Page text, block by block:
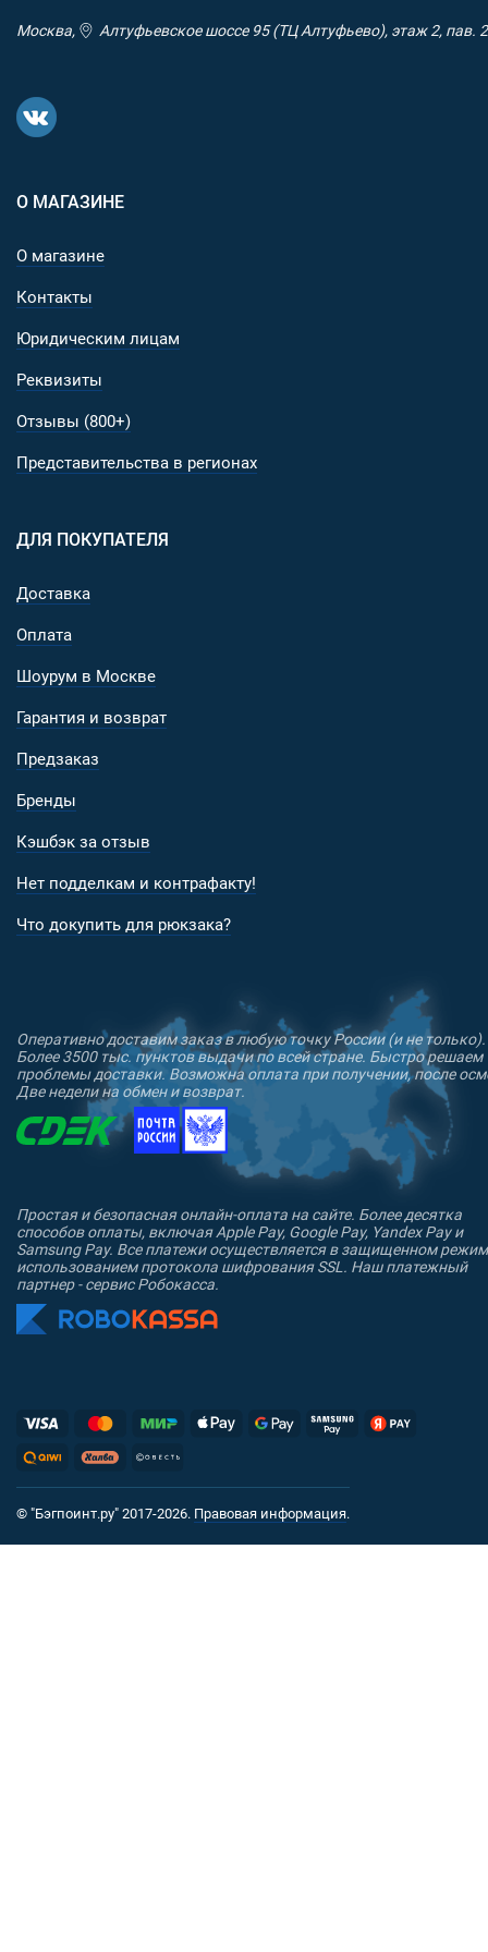
хвата.
Duraflex® (США). Полностью композитный пластик,
обычный пластик и обладает относительной
Москва, Алтуфьевское шоссе 95 (ТЦ Алтуфьево), этаж 2, пав. 2
О МАГАЗИНЕ
О магазине
Контакты
Юридическим лицам
Реквизиты
Отзывы (800+)
Представительства в регионах
ДЛЯ ПОКУПАТЕЛЯ
Доставка
Оплата
Шоурум в Москве
Гарантия и возврат
Предзаказ
Бренды
Кэшбэк за отзыв
Нет подделкам и контрафакту!
Что докупить для рюкзака?
Оперативно доставим заказ в любую точку России (и не только).
Более 3500 тыс. пунктов выдачи по всей стране. Быстро решаем
проблемы доставки. Возможна оплата при получении, после
Две недели на обмен и возврат.
Простая и безопасная онлайн-оплата на сайте. Более десятка
способов оплаты, включая Apple Pay, Google Pay, Yandex Pay и
Samsung Pay. Все платежи осуществляется в защищенном
использованием протокола шифрования SSL. Наш платежный
партнер - сервис Робокасса.
© "Бэгпоинт.ру" 2017-2026. Правовая информация.